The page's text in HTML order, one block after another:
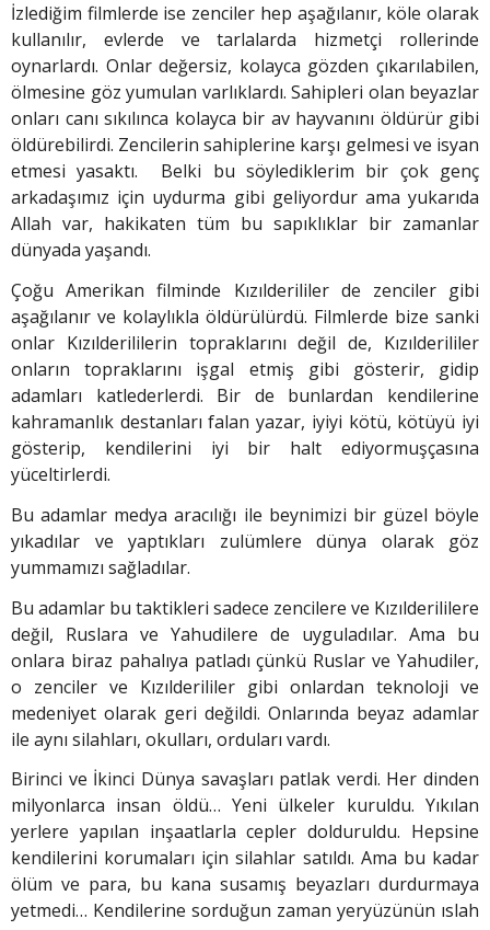
İzlediğim filmlerde ise zenciler hep aşağılanır, köle olarak
kullanılır, evlerde ve tarlalarda hizmetçi rollerinde
oynarlardı. Onlar değersiz, kolayca gözden çıkarılabilen,
ölmesine göz yumulan varlıklardı. Sahipleri olan beyazlar
onları canı sıkılınca kolayca bir av hayvanını öldürür gibi
öldürebilirdi. Zencilerin sahiplerine karşı gelmesi ve isyan
etmesi yasaktı. Belki bu söylediklerim bir çok genç
arkadaşımız için uydurma gibi geliyordur ama yukarıda
Allah var, hakikaten tüm bu sapıklıklar bir zamanlar
dünyada yaşandı.
Çoğu Amerikan filminde Kızılderililer de zenciler gibi
aşağılanır ve kolaylıkla öldürülürdü. Filmlerde bize sanki
onlar Kızılderililerin topraklarını değil de, Kızılderililer
onların topraklarını işgal etmiş gibi gösterir, gidip
adamları katlederlerdi. Bir de bunlardan kendilerine
kahramanlık destanları falan yazar, iyiyi kötü, kötüyü iyi
gösterip, kendilerini iyi bir halt ediyormuşçasına
yüceltirlerdi.
Bu adamlar medya aracılığı ile beynimizi bir güzel böyle
yıkadılar ve yaptıkları zulümlere dünya olarak göz
yummamızı sağladılar.
Bu adamlar bu taktikleri sadece zencilere ve Kızılderililere
değil, Ruslara ve Yahudilere de uyguladılar. Ama bu
onlara biraz pahalıya patladı çünkü Ruslar ve Yahudiler,
o zenciler ve Kızılderililer gibi onlardan teknoloji ve
medeniyet olarak geri değildi. Onlarında beyaz adamlar
ile aynı silahları, okulları, orduları vardı.
Birinci ve İkinci Dünya savaşları patlak verdi. Her dinden
milyonlarca insan öldü… Yeni ülkeler kuruldu. Yıkılan
yerlere yapılan inşaatlarla cepler dolduruldu. Hepsine
kendilerini korumaları için silahlar satıldı. Ama bu kadar
ölüm ve para, bu kana susamış beyazları durdurmaya
yetmedi… Kendilerine sorduğun zaman yeryüzünün ıslah